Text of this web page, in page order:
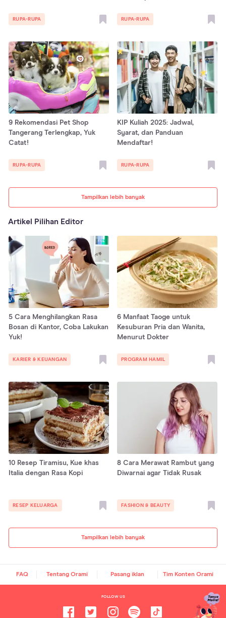
Tampilkan lebih banyak
RUPA-RUPA RUPA-RUPA
9 Rekomendasi Pet Shop
Tangerang Terlengkap, Yuk
Catat!
RUPA-RUPA
KIP Kuliah 2025: Jadwal,
Syarat, dan Panduan
Mendaftar!
RUPA-RUPA
Artikel Pilihan Editor
Tampilkan lebih banyak
5 Cara Menghilangkan Rasa
Bosan di Kantor, Coba Lakukan
Yuk!
KARIER & KEUANGAN
6 Manfaat Taoge untuk
Kesuburan Pria dan Wanita,
Menurut Dokter
PROGRAM HAMIL
10 Resep Tiramisu, Kue khas
Italia dengan Rasa Kopi
RESEP KELUARGA
8 Cara Merawat Rambut yang
Diwarnai agar Tidak Rusak
FASHION & BEAUTY
FAQ Tentang Orami Pasang iklan Tim Konten Orami
FOLLOW US